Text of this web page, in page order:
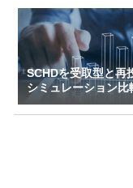
SCHDを受取型と再
シミュレーション比
た（一括＆特定口座
10万積立）